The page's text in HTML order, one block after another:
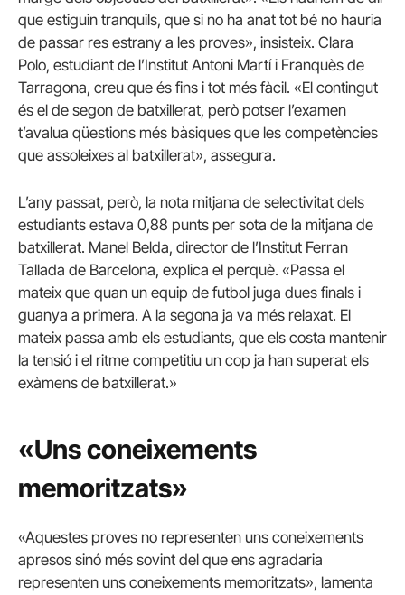
que estiguin tranquils, que si no ha anat tot bé no hauria
de passar res estrany a les proves», insisteix. Clara
Polo, estudiant de l’Institut Antoni Martí i Franquès de
Tarragona, creu que és fins i tot més fàcil. «El contingut
és el de segon de batxillerat, però potser l’examen
t’avalua qüestions més bàsiques que les competències
que assoleixes al batxillerat», assegura.
L’any passat, però, la nota mitjana de selectivitat dels
estudiants estava 0,88 punts per sota de la mitjana de
batxillerat. Manel Belda, director de l’Institut Ferran
Tallada de Barcelona, explica el perquè. «Passa el
mateix que quan un equip de futbol juga dues finals i
guanya a primera. A la segona ja va més relaxat. El
mateix passa amb els estudiants, que els costa mantenir
la tensió i el ritme competitiu un cop ja han superat els
exàmens de batxillerat.»
«Uns coneixements
memoritzats»
«Aquestes proves no representen uns coneixements
apresos sinó més sovint del que ens agradaria
representen uns coneixements memoritzats», lamenta